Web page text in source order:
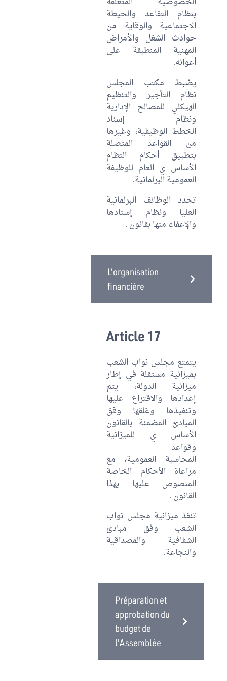
بنظام التقاعد والحيطة
الاجتماعية والوقاية من
حوادث الشغل والأمراض
المهنية المنطبقة على
أعوانه.
يضبط مكتب المجلس
نظام التأجير والتنظيم
الهيكلي للمصالح الإدارية
ونظام إسناد
الخطط الوظيفية، وغيرها
من القواعد المتصلة
بتطبيق أحكام النظام
الأساس ي العام للوظيفة
العمومية البرلمانية.
تحدد الوظائف البرلمانية
العليا ونظام إسنادها
والإعفاء منها بقانون .
L'organisation
financière
Article 17
يتمتع مجلس نواب الشعب
بميزانية مستقلة في إطار
ميزانية الدولة، يتم
إعدادها والاقتراع عليها
وتنفيذها وغلقها وفق
المبادئ المضمنة بالقانون
الأساس ي للميزانية
وقواعد
المحاسبة العمومية، مع
مراعاة الأحكام الخاصة
المنصوص عليها بهذا
القانون .
تنفذ ميزانية مجلس نواب
الشعب وفق مبادئ
الشفافية والمصداقية
والنجاعة.
Préparation et
approbation du
budget de
l'Assemblée